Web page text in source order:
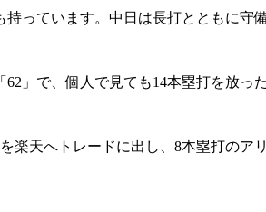
っています。中日は長打とともに守
」で、個人で見ても14本塁打を放っ
天へトレードに出し、8本塁打の